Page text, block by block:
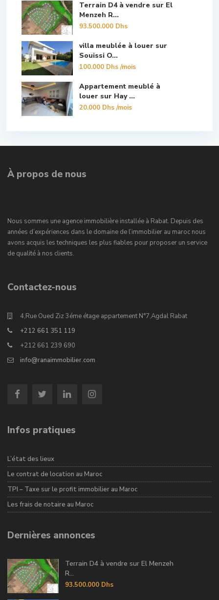
Terrain D4 à vendre sur El
Menzeh R...
93.500.000 Dhs
villa meublée à louer sur
Souissi O...
100.000 Dhs/mois
Appartement meublé à
louer sur Hay ...
20.000 Dhs/mois
À propos de nous
Nous sommes une agence immobilière installée à Rabat. Depuis des
années d’expériences dans le domaine de l’immobilier au maroc nous
avons acquis les techniques les plus fiables pour proposer un service
de qualité à nos clients.
Contactez-nous
4,Rue Oued Ziz 3éme étage appartement N°7,Agdal Rabat
+212 661 351 119
+212 661 239 690
info@ranaimmobilier.com
Infos pratiques
L’état des lieux
Le contrat de location au Maroc
TPI – Taxe sur le profit immobilier au Maroc
Les frais de notaire au Maroc
Dernières annonces
Terrain D4 à vendre sur El Menzeh
R...
93.500.000 Dhs